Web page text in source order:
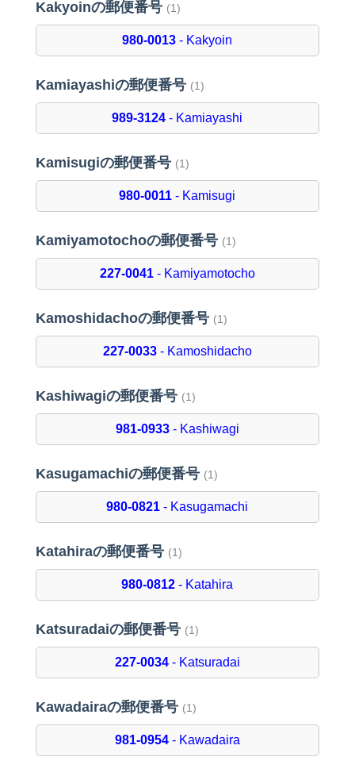
Kakyoinの郵便番号 (1)
980-0013 - Kakyoin
Kamiayashiの郵便番号 (1)
989-3124 - Kamiayashi
Kamisugiの郵便番号 (1)
980-0011 - Kamisugi
Kamiyamotochoの郵便番号 (1)
227-0041- Kamiyamotocho
Kamoshidachoの郵便番号 (1)
227-0033- Kamoshidacho
Kashiwagiの郵便番号 (1)
981-0933- Kashiwagi
Kasugamachiの郵便番号 (1)
980-0821 - Kasugamachi
Katahiraの郵便番号 (1)
980-0812 - Katahira
Katsuradaiの郵便番号 (1)
227-0034- Katsuradai
Kawadairaの郵便番号 (1)
981-0954- Kawadaira